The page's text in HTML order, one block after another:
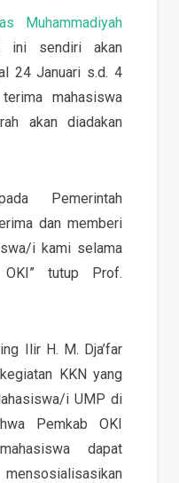
Muhammadiyah
ini sendiri akan
24 Januari s.d. 4
mahasiswa
akan diadakan
Pemerintah
dan memberi
i kami selama
tutup Prof.
Ilir H. M. Dja’far
KKN yang
i UMP di
Pemkab OKI
dapat